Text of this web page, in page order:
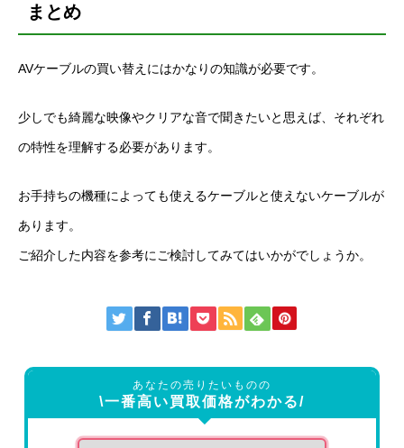
まとめ
AVケーブルの買い替えにはかなりの知識が必要です。
少しでも綺麗な映像やクリアな音で聞きたいと思えば、それぞれ
の特性を理解する必要があります。
お手持ちの機種によっても使えるケーブルと使えないケーブルが
あります。
ご紹介した内容を参考にご検討してみてはいかがでしょうか。
あなたの売りたいものの
\一番高い買取価格がわかる/